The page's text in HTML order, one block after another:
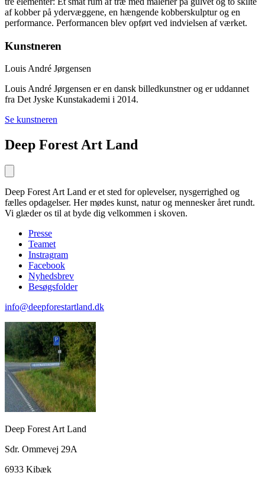
af kobber på ydervæggene, en hængende kobberskulptur og en
performance. Performancen blev opført ved indvielsen af værket.
Kunstneren
Louis André Jørgensen
Louis André Jørgensen er en dansk billedkunstner og er uddannet
fra Det Jyske Kunstakademi i 2014.
Se kunstneren
Deep Forest Art Land
Deep Forest Art Land er et sted for oplevelser, nysgerrighed og
fælles opdagelser. Her mødes kunst, natur og mennesker året rundt.
Vi glæder os til at byde dig velkommen i skoven.
Presse
Teamet
Instragram
Facebook
Nyhedsbrev
Besøgsfolder
info@deepforestartland.dk
Deep Forest Art Land
Sdr. Ommevej 29A
6933 Kibæk